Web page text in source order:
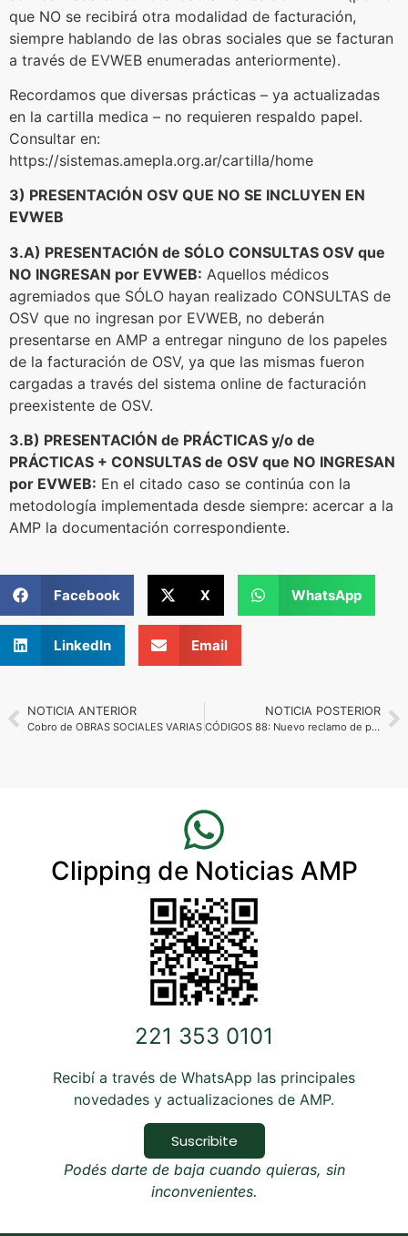
que NO se recibirá otra modalidad de facturación,
siempre hablando de las obras sociales que se facturan
a través de EVWEB enumeradas anteriormente).
Recordamos que diversas prácticas – ya actualizadas
en la cartilla medica – no requieren respaldo papel.
Consultar en:
https://sistemas.amepla.org.ar/cartilla/home
3) PRESENTACIÓN OSV QUE NO SE INCLUYEN EN
EVWEB
3.A) PRESENTACIÓN de SÓLO CONSULTAS OSV que
NO INGRESAN por EVWEB: Aquellos médicos
agremiados que SÓLO hayan realizado CONSULTAS de
OSV que no ingresan por EVWEB, no deberán
presentarse en AMP a entregar ninguno de los papeles
de la facturación de OSV, ya que las mismas fueron
cargadas a través del sistema online de facturación
preexistente de OSV.
3.B) PRESENTACIÓN de PRÁCTICAS y/o de
PRÁCTICAS + CONSULTAS de OSV que NO INGRESAN
por EVWEB: En el citado caso se continúa con la
metodología implementada desde siempre: acercar a la
AMP la documentación correspondiente.
Facebook X WhatsApp
LinkedIn Email
NOTICIA ANTERIOR
Cobro de OBRAS SOCIALES VARIAS
NOTICIA POSTERIOR
CÓDIGOS 88: Nuevo reclamo de pago al IOMA
Clipping de Noticias AMP
221 353 0101
Recibí a través de WhatsApp las principales
novedades y actualizaciones de AMP.
Suscribite
Podés darte de baja cuando quieras, sin
inconvenientes.